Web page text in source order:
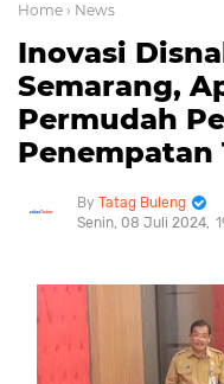
Home › News
Inovasi
Semarang,
Permudah
Penempatan
Tatag Buleng
Senin, 08 Juli 2024